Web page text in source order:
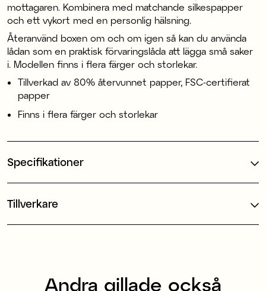
mottagaren. Kombinera med matchande silkespapper
och ett vykort med en personlig hälsning.
Återanvänd boxen om och om igen så kan du använda
lådan som en praktisk förvaringslåda att lägga små saker
i. Modellen finns i flera färger och storlekar.
Tillverkad av 80% återvunnet papper, FSC-certifierat
papper
Finns i flera färger och storlekar
Specifikationer
Tillverkare
Andra gillade också